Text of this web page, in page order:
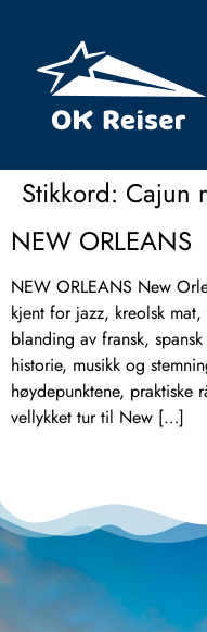
Stikkord: Cajun
NEW ORLEANS
NEW ORLEANS New
kjent for jazz, kreolsk
blanding av fransk,
historie, musikk og
høydepunktene,
vellykket tur til New […]